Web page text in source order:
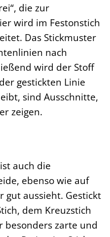
die zur
wird im Festonstich
Das Stickmuster
nach
wird der Stoff
gestickten Linie
sind Ausschnitte,
zeigen.
auch die
ebenso wie auf
gut aussieht. Gestickt
dem Kreuzstich
besonders zarte und